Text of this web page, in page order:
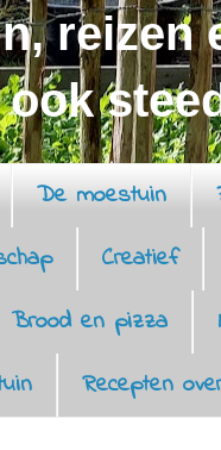
reizen
De moestuin
Creatief
Brood en pizza
Recepten